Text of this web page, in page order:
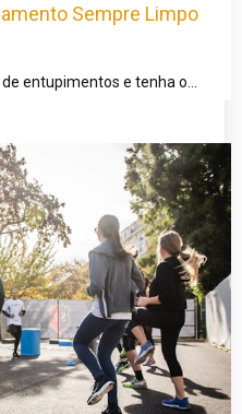
Sempre Limpo
entupimentos e tenha o…